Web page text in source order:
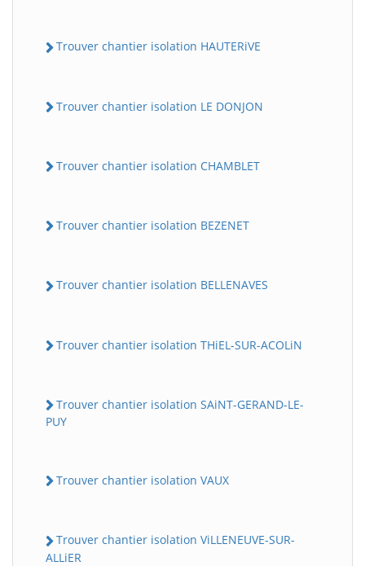
Trouver chantier isolation HAUTERiVE
Trouver chantier isolation LE DONJON
Trouver chantier isolation CHAMBLET
Trouver chantier isolation BEZENET
Trouver chantier isolation BELLENAVES
Trouver chantier isolation THiEL-SUR-ACOLiN
Trouver chantier isolation SAiNT-GERAND-LE-
PUY
Trouver chantier isolation VAUX
Trouver chantier isolation ViLLENEUVE-SUR-
ALLiER